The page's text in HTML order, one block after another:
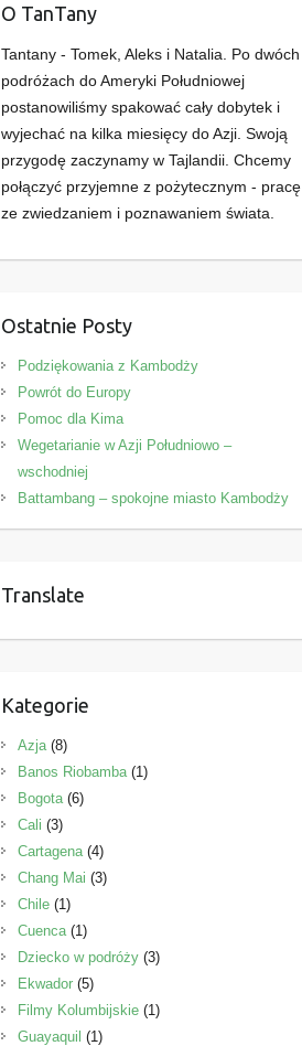
O TanTany
Tantany - Tomek, Aleks i Natalia. Po dwóch
podróżach do Ameryki Południowej
postanowiliśmy spakować cały dobytek i
wyjechać na kilka miesięcy do Azji. Swoją
przygodę zaczynamy w Tajlandii. Chcemy
połączyć przyjemne z pożytecznym - pracę
ze zwiedzaniem i poznawaniem świata.
Ostatnie Posty
Podziękowania z Kambodży
Powrót do Europy
Pomoc dla Kima
Wegetarianie w Azji Południowo –
wschodniej
Battambang – spokojne miasto Kambodży
Translate
Kategorie
Azja(8)
Banos Riobamba(1)
Bogota(6)
Cali (3)
Cartagena(4)
Chang Mai (3)
Chile(1)
Cuenca(1)
Dziecko w podróży(3)
Ekwador(5)
Filmy Kolumbijskie(1)
Guayaquil (1)